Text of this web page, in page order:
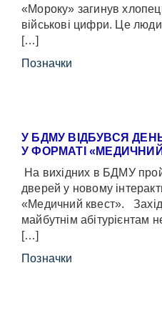
«Мороку» загинув
військові цифри. Це
[…]
Позначки
У БДМУ ВІДБУВСЯ
У ФОРМАТІ
На вихідних в БДМУ
дверей у новому
«Медичний квест».
майбутнім абітурієнтам
[…]
Позначки